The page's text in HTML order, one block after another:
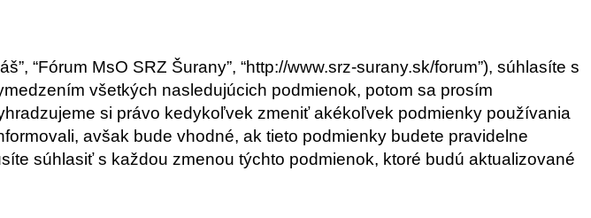
“Fórum MsO SRZ Šurany”, “http://www.srz-surany.sk/forum”), súhlasíte s
všetkých nasledujúcich podmienok, potom sa prosím
si právo kedykoľvek zmeniť akékoľvek podmienky používania
avšak bude vhodné, ak tieto podmienky budete pravidelne
súhlasiť s každou zmenou týchto podmienok, ktoré budú aktualizované